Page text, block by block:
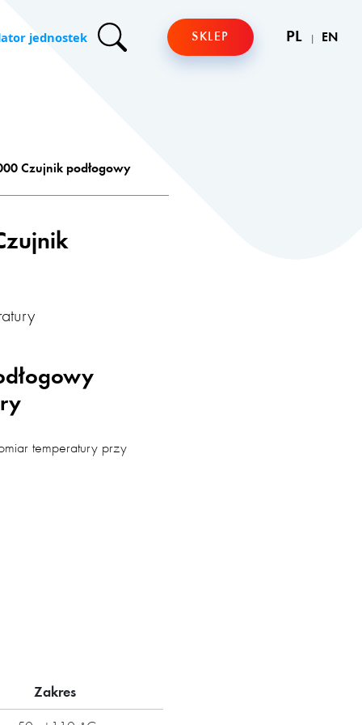
jednostek SKLEP PL EN
Czujnik podłogowy
temperatury przy
Zakres